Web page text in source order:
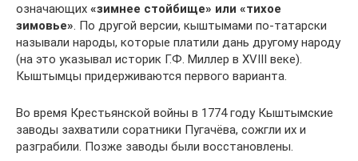
означающих «зимнее стойбище» или «тихое
зимовье». По другой версии, кыштымами по-татарски
называли народы, которые платили дань другому народу
(на это указывал историк Г.Ф. Миллер в XVIII веке).
Кыштымцы придерживаются первого варианта.
Во время Крестьянской войны в 1774 году Кыштымские
заводы захватили соратники Пугачёва, сожгли их и
разграбили. Позже заводы были восстановлены.